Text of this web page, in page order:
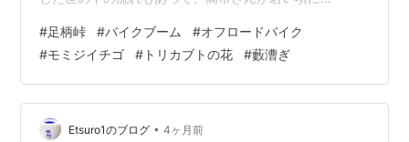
くるんだろう。案外、その時代に学生だった世代の二輪
免許所持率は高いんじゃなかろうか？ そのブームの火付
け役になったのは漫画・・・いつの時代も漫画。「バリ
バリ伝説」が絡んでいるには違いない。この漫画のスト
ーリーを説明するのは省略するけれど、出てくるのはロ
#足柄峠 #バイクブーム #オフロードバイク
#モミジイチゴ # トリカブトの花 #藪漕ぎ
Etsuro1のブログ • 4ヶ月前